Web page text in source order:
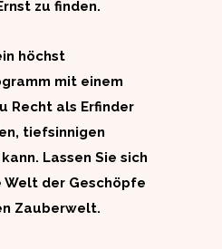
zu finden.
höchst
mit einem
Recht als Erfinder
tiefsinnigen
Lassen Sie sich
Welt der Geschöpfe
Zauberwelt.